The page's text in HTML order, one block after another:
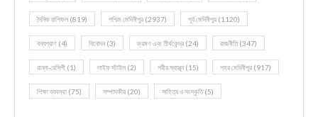
দৈনিক রাশিফল (819) পশ্চিম মেদিনীপুর (2937) পূর্ব মেদিনীপুর (1120)
বন্যপ্রাণ (4) বিনোদন(3) ভ্রমণ এবং তীর্থকেন্দ্র (24) রাজনীতি(347)
রান্না-রেসিপী (1) লাইফ স্টাইল (2) শরীর স্বাস্থ্য (15) শহর মেদিনীপুর (917)
শিক্ষা ব্যবস্থা (75) সম্পাদকীয় (20) সাহিত্য ও সংস্কৃতি(5)